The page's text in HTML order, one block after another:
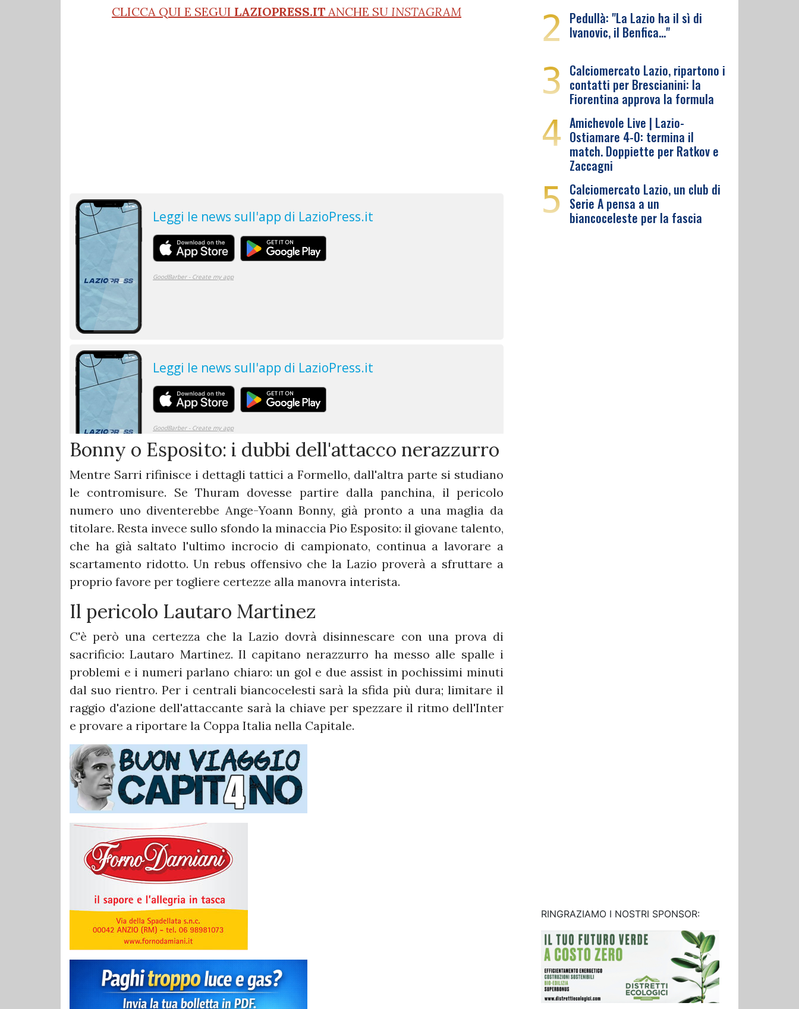
CLICCA QUI E SEGUI LAZIOPRESS.IT ANCHE SU INSTAGRAM
Bonny o Esposito: i dubbi dell'attacco nerazzurro
Mentre Sarri rifinisce i dettagli tattici a Formello, dall'altra parte si studiano
le contromisure. Se Thuram dovesse partire dalla panchina, il pericolo
numero uno diventerebbe Ange-Yoann Bonny, già pronto a una maglia da
titolare. Resta invece sullo sfondo la minaccia Pio Esposito: il giovane talento,
che ha già saltato l'ultimo incrocio di campionato, continua a lavorare a
scartamento ridotto. Un rebus offensivo che la Lazio proverà a sfruttare a
proprio favore per togliere certezze alla manovra interista.
Il pericolo Lautaro Martinez
C'è però una certezza che la Lazio dovrà disinnescare con una prova di
sacrificio: Lautaro Martinez. Il capitano nerazzurro ha messo alle spalle i
problemi e i numeri parlano chiaro: un gol e due assist in pochissimi minuti
dal suo rientro. Per i centrali biancocelesti sarà la sfida più dura; limitare il
raggio d'azione dell'attaccante sarà la chiave per spezzare il ritmo dell'Inter
e provare a riportare la Coppa Italia nella Capitale.
2 Pedullà: "La Lazio ha il sì di
Ivanovic, il Benfica…"
3 Calciomercato Lazio, ripartono i
contatti per Brescianini: la
Fiorentina approva la formula
4 Amichevole Live | Lazio-
Ostiamare 4-0: termina il
match. Doppiette per Ratkov e
Zaccagni
5 Calciomercato Lazio, un club di
Serie A pensa a un
biancoceleste per la fascia
RINGRAZIAMO I NOSTRI SPONSOR: